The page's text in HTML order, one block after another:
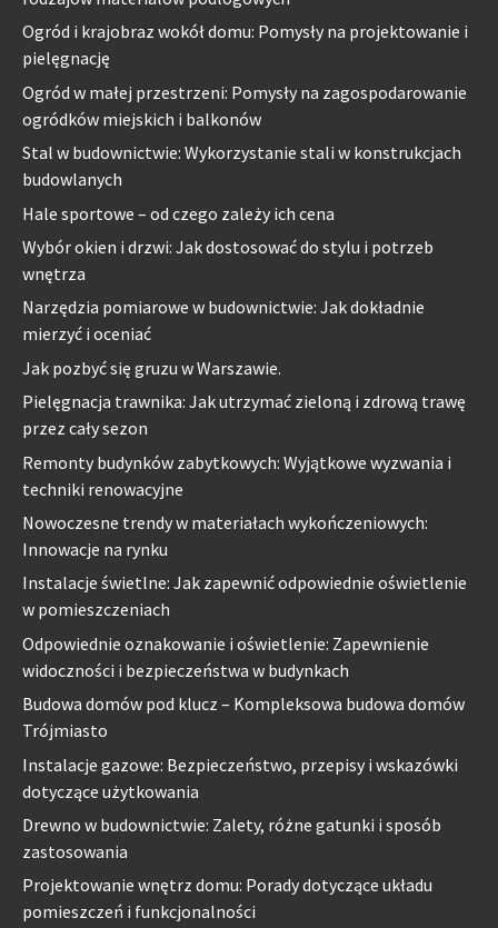
Ogród i krajobraz wokół domu: Pomysły na projektowanie i
pielęgnację
Ogród w małej przestrzeni: Pomysły na zagospodarowanie
ogródków miejskich i balkonów
Stal w budownictwie: Wykorzystanie stali w konstrukcjach
budowlanych
Hale sportowe – od czego zależy ich cena
Wybór okien i drzwi: Jak dostosować do stylu i potrzeb
wnętrza
Narzędzia pomiarowe w budownictwie: Jak dokładnie
mierzyć i oceniać
Jak pozbyć się gruzu w Warszawie.
Pielęgnacja trawnika: Jak utrzymać zieloną i zdrową trawę
przez cały sezon
Remonty budynków zabytkowych: Wyjątkowe wyzwania i
techniki renowacyjne
Nowoczesne trendy w materiałach wykończeniowych:
Innowacje na rynku
Instalacje świetlne: Jak zapewnić odpowiednie oświetlenie
w pomieszczeniach
Odpowiednie oznakowanie i oświetlenie: Zapewnienie
widoczności i bezpieczeństwa w budynkach
Budowa domów pod klucz – Kompleksowa budowa domów
Trójmiasto
Instalacje gazowe: Bezpieczeństwo, przepisy i wskazówki
dotyczące użytkowania
Drewno w budownictwie: Zalety, różne gatunki i sposób
zastosowania
Projektowanie wnętrz domu: Porady dotyczące układu
pomieszczeń i funkcjonalności